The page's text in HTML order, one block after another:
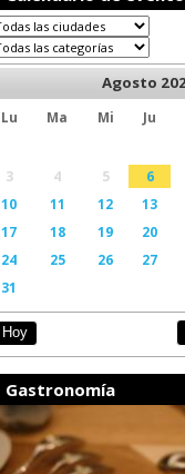
Agosto
Lu Ma Mi Ju
3
4 5 6
10
11 12 13
17
18 19 20
24
25 26 27
31
Hoy
Gastronomía